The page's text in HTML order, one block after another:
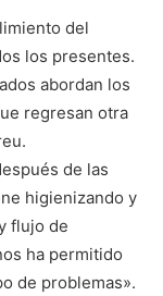
del
los presentes.
abordan los
regresan otra
de las
higienizando y
flujo de
ha permitido
de problemas».